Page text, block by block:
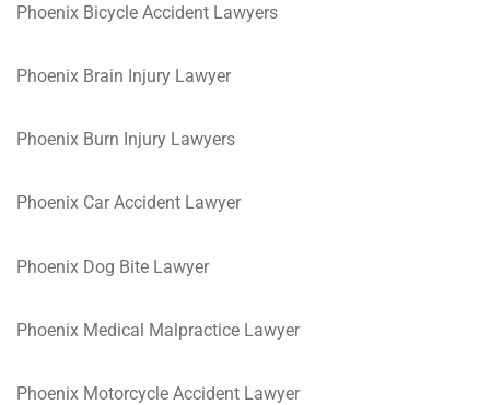
Phoenix Bicycle Accident Lawyers
Phoenix Brain Injury Lawyer
Phoenix Burn Injury Lawyers
Phoenix Car Accident Lawyer
Phoenix Dog Bite Lawyer
Phoenix Medical Malpractice Lawyer
Phoenix Motorcycle Accident Lawyer